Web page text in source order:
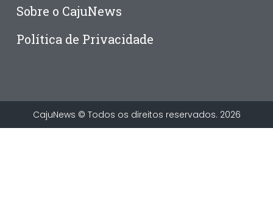
Sobre o CajuNews
Política de Privacidade
CajuNews © Todos os direitos reservados. 2026